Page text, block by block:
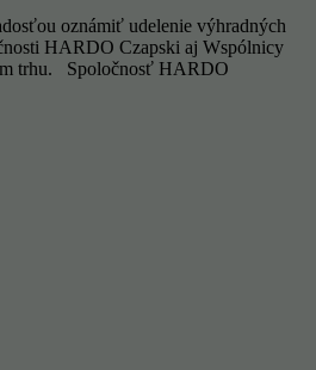
oznámiť udelenie výhradných
HARDO Czapski aj Wspólnicy
trhu. Spoločnosť HARDO